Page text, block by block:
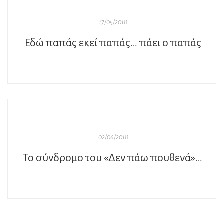
17/05/2018
Εδώ παπάς εκεί παπάς… πάει ο παπάς
02/06/2018
Το σύνδρομο του «Δεν πάω πουθενά»!!!